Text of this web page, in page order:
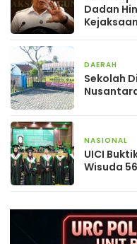
Dadan
DAERAH
Sekolah
NASIONAL
UICI
Wisuda